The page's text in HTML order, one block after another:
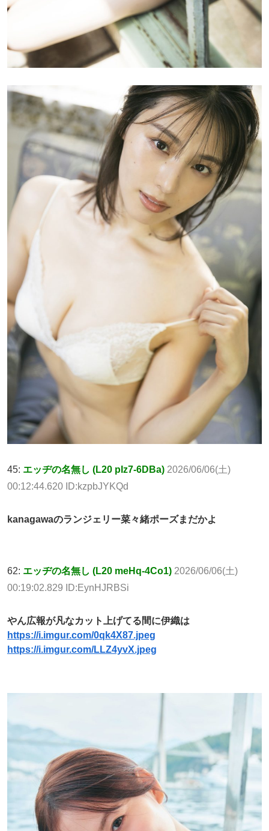
45: エッヂの名無し (L20 pIz7-6DBa) 2026/06/06(土)
00:12:44.620 ID:kzpbJYKQd
kanagawaのランジェリー菜々緒ポーズまだかよ
62: エッヂの名無し (L20 meHq-4Co1) 2026/06/06(土)
00:19:02.829 ID:EynHJRBSi
やん広報が凡なカット上げてる間に伊織は
https://i.imgur.com/0qk4X87.jpeg
https://i.imgur.com/LLZ4yvX.jpeg